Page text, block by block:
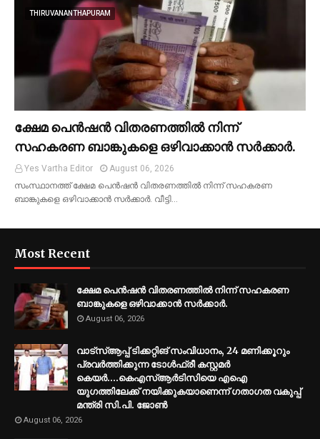
THIRUVANANTHAPURAM
ക്ഷേമ പെൻഷൻ വിതരണത്തിൽ നിന്ന്
സഹകരണ ബാങ്കുകളെ ഒഴിവാക്കാൻ സർക്കാർ.
Yes Vartha Editor
August 06, 2026
സംസ്ഥാനത്ത് ക്ഷേമ പെൻഷൻ വിതരണത്തിൽ നിന്ന് സഹകരണ
ബാങ്കുകളെ ഒഴിവാക്കാൻ സർക്കാർ. വീട്ടി…
Most Recent
ക്ഷേമ പെൻഷൻ വിതരണത്തിൽ നിന്ന് സഹകരണ
ബാങ്കുകളെ ഒഴിവാക്കാൻ സർക്കാർ.
August 06, 2026
വാട്സ്ആപ്പ് ടിക്കറ്റിങ് സംവിധാനം, 24 മണിക്കൂറും
പ്രവർത്തിക്കുന്ന ടോൾഫ്രീ കസ്റ്റമർ
കെയർ....കെഎസ്ആർടിസിയെ എഐ
യുഗത്തിലേക്ക് നയിക്കുകയാണെന്ന് ഗതാഗത വകുപ്പ്
മന്ത്രി സി.പി. ജോൺ
August 06, 2026